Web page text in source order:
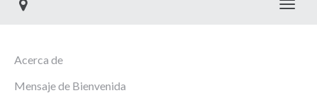
Acerca de
Mensaje de Bienvenida